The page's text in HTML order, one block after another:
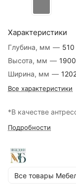
Характеристики
Глубина, мм — 510
Высота, мм — 1900
Ширина, мм —
Все характеристики
*В качестве
Подробности
Все товары